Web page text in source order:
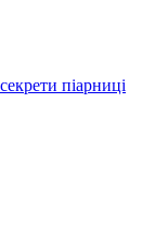
піарниці